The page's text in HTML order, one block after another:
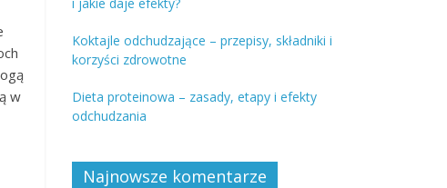
w
Koktajle odchudzające – przepisy, składniki i
korzyści zdrowotne
Dieta proteinowa – zasady, etapy i efekty
odchudzania
Najnowsze komentarze